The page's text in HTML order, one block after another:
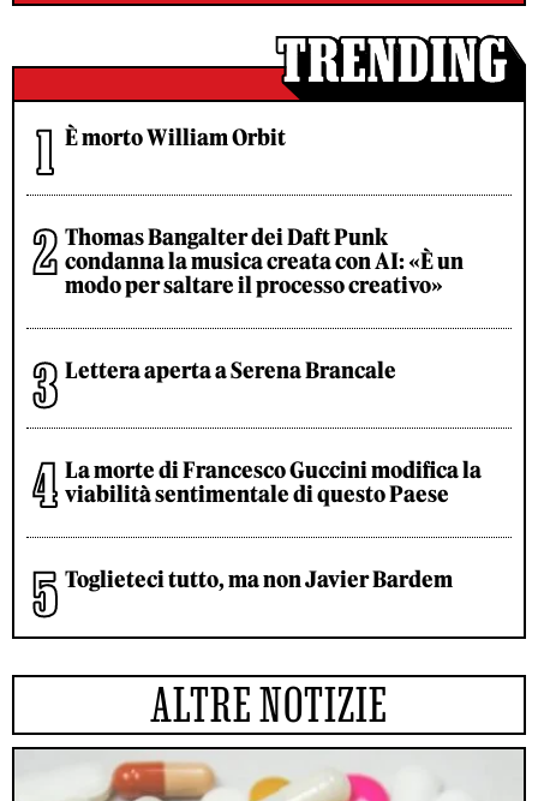
È morto William Orbit
Thomas Bangalter dei Daft Punk
condanna la musica creata con AI: «È un
modo per saltare il processo creativo»
Lettera aperta a Serena Brancale
La morte di Francesco Guccini modifica la
viabilità sentimentale di questo Paese
Toglieteci tutto, ma non Javier Bardem
ALTRE NOTIZIE